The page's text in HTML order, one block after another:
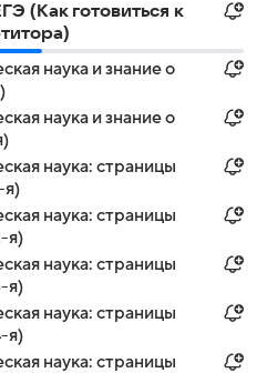
(Как готовиться к
наука и знание о
наука и знание о
наука: страницы
я)
наука: страницы
я)
наука: страницы
я)
наука: страницы
я)
наука: страницы